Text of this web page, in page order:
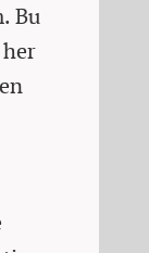
Bu